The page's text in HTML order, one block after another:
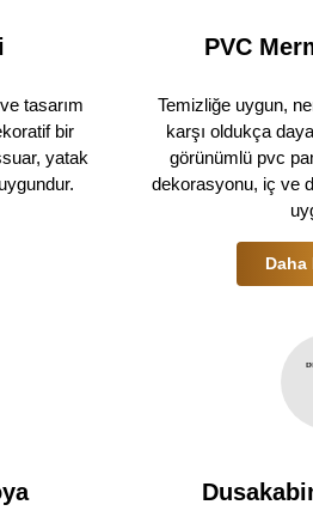
tasarım
bir
yatak
PVC
Temizliğe uygun,
karşı oldukça
görünümlü pvc
dekorasyonu, iç ve
Daha